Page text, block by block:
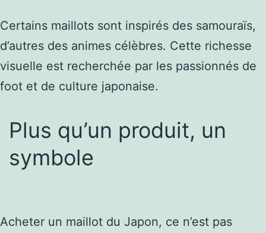
Certains maillots sont inspirés des samouraïs,
d’autres des animes célèbres. Cette richesse
visuelle est recherchée par les passionnés de
foot et de culture japonaise.
Plus qu’un produit, un
symbole
Acheter un maillot du Japon, ce n’est pas